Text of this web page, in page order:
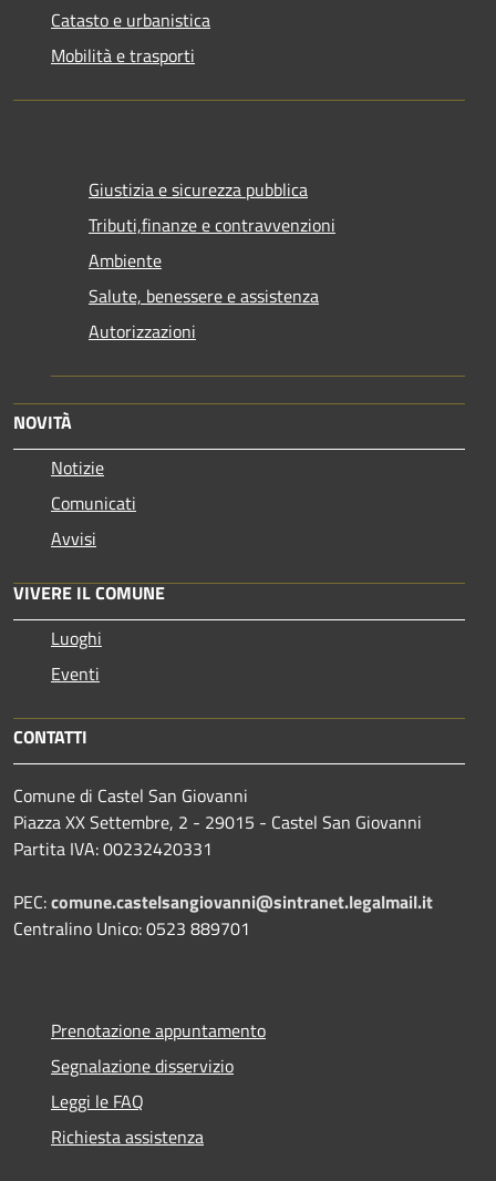
Catasto e urbanistica
Mobilità e trasporti
Giustizia e sicurezza pubblica
Tributi,finanze e contravvenzioni
Ambiente
Salute, benessere e assistenza
Autorizzazioni
NOVITÀ
Notizie
Comunicati
Avvisi
VIVERE IL COMUNE
Luoghi
Eventi
CONTATTI
Comune di Castel San Giovanni
Piazza XX Settembre, 2 - 29015 - Castel San Giovanni
Partita IVA: 00232420331
PEC:comune.castelsangiovanni@sintranet.legalmail.it
Centralino Unico: 0523 889701
Prenotazione appuntamento
Segnalazione disservizio
Leggi le FAQ
Richiesta assistenza